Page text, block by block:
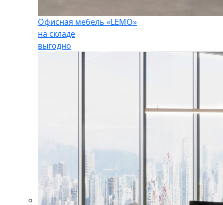
Офисная мебель «LEMO»
на складе
выгодно